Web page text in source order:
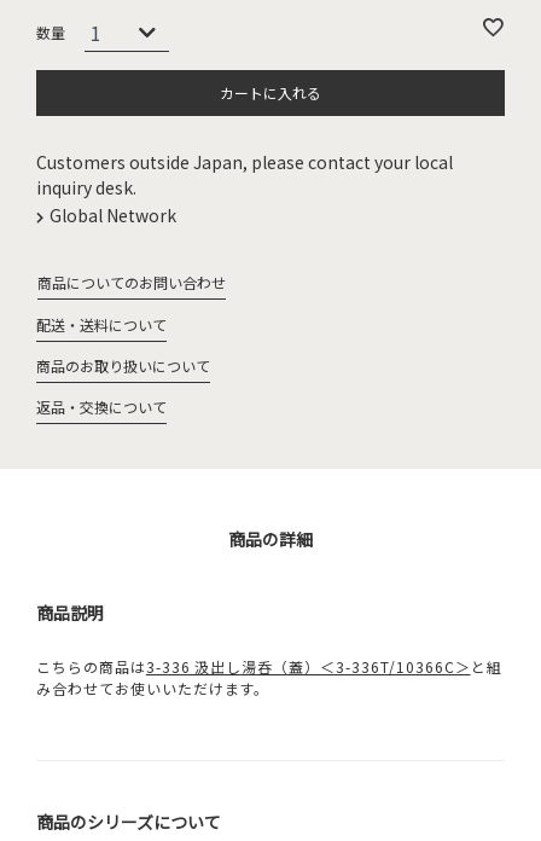
カートに入れる
Customers outside Japan, please contact your local
inquiry desk.
Global Network
商品についてのお問い合わせ
配送・送料について
商品のお取り扱いについて
返品・交換について
商品の詳細
商品説明
こちらの商品は3-336 汲出し湯呑（蓋）＜3-336T/10366C＞ と組
み合わせてお使いいただけます。
商品のシリーズについて